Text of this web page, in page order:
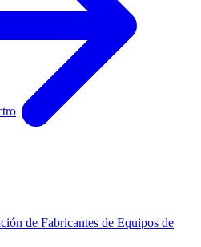
de Fabricantes de Equipos de